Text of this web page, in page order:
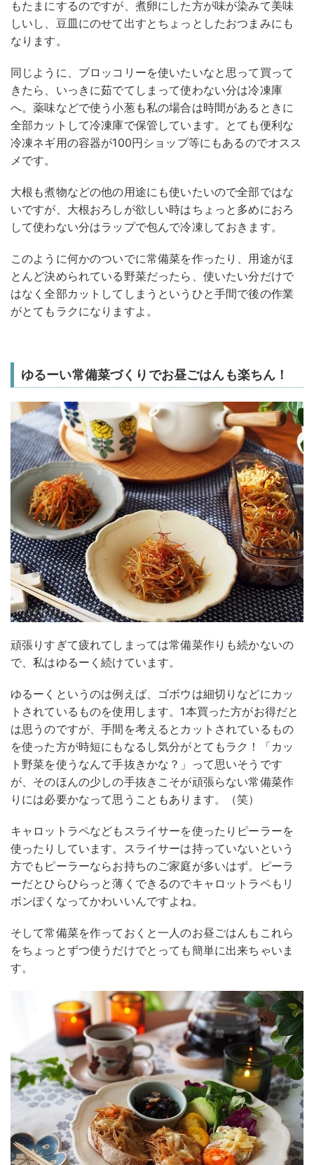
もたまにするのですが、煮卵にした方が味が染みて美味
しいし、豆皿にのせて出すとちょっとしたおつまみにも
なります。
同じように、ブロッコリーを使いたいなと思って買って
きたら、いっきに茹でてしまって使わない分は冷凍庫
へ。薬味などで使う小葱も私の場合は時間があるときに
全部カットして冷凍庫で保管しています。とても便利な
冷凍ネギ用の容器が100円ショップ等にもあるのでオスス
メです。
大根も煮物などの他の用途にも使いたいので全部ではな
いですが、大根おろしが欲しい時はちょっと多めにおろ
して使わない分はラップで包んで冷凍しておきます。
このように何かのついでに常備菜を作ったり、用途がほ
とんど決められている野菜だったら、使いたい分だけで
はなく全部カットしてしまうというひと手間で後の作業
がとてもラクになりますよ。
ゆるーい常備菜づくりでお昼ごはんも楽ちん！
頑張りすぎて疲れてしまっては常備菜作りも続かないの
で、私はゆるーく続けています。
ゆるーくというのは例えば、ゴボウは細切りなどにカッ
トされているものを使用します。1本買った方がお得だと
は思うのですが、手間を考えるとカットされているもの
を使った方が時短にもなるし気分がとてもラク！「カッ
ト野菜を使うなんて手抜きかな？」って思いそうです
が、そのほんの少しの手抜きこそが頑張らない常備菜作
りには必要かなって思うこともあります。（笑）
キャロットラペなどもスライサーを使ったりピーラーを
使ったりしています。スライサーは持っていないという
方でもピーラーならお持ちのご家庭が多いはず。ピーラ
ーだとひらひらっと薄くできるのでキャロットラペもリ
ボンぽくなってかわいいんですよね。
そして常備菜を作っておくと一人のお昼ごはんもこれら
をちょっとずつ使うだけでとっても簡単に出来ちゃいま
す。